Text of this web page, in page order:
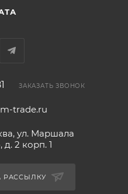
ЗАКАЗАТЬ ЗВОНОК
trade.ru
ул. Маршала
2 корп. 1
РАССЫЛКУ